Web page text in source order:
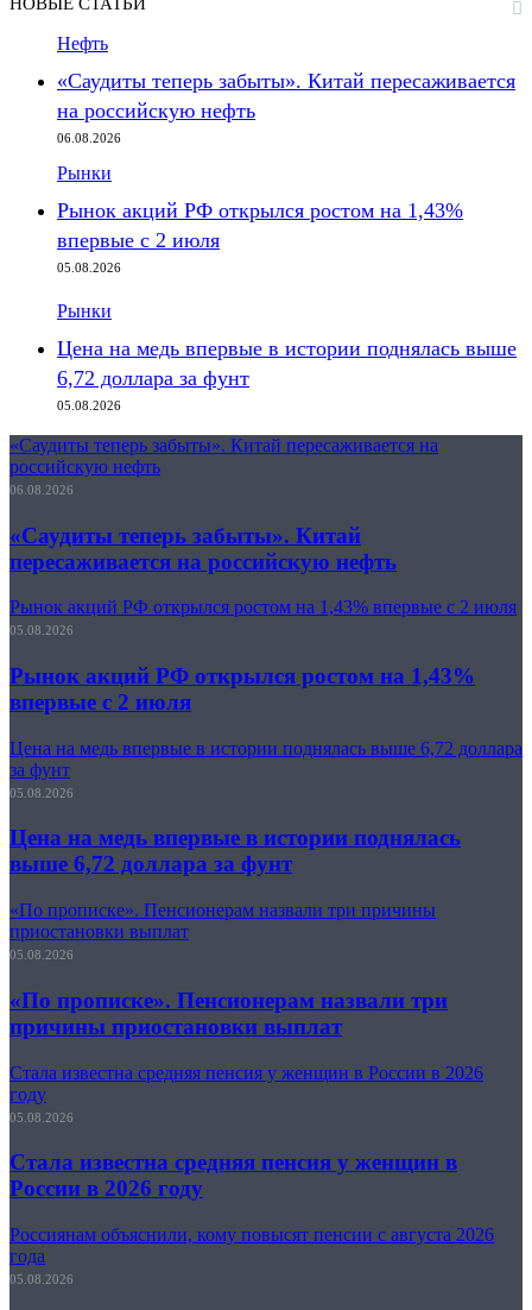
Нефть
«Саудиты теперь забыты». Китай пересаживается
на российскую нефть
06.08.2026
Рынки
Рынок акций РФ открылся ростом на 1,43%
впервые с 2 июля
05.08.2026
Рынки
Цена на медь впервые в истории поднялась выше
6,72 доллара за фунт
05.08.2026
«Саудиты теперь забыты». Китай пересаживается на
российскую нефть
06.08.2026
«Саудиты теперь забыты». Китай
пересаживается на российскую нефть
Рынок акций РФ открылся ростом на 1,43% впервые с 2 июля
05.08.2026
Рынок акций РФ открылся ростом на 1,43%
впервые с 2 июля
Цена на медь впервые в истории поднялась выше 6,72 доллара
за фунт
05.08.2026
Цена на медь впервые в истории поднялась
выше 6,72 доллара за фунт
«По прописке». Пенсионерам назвали три причины
приостановки выплат
05.08.2026
«По прописке». Пенсионерам назвали три
причины приостановки выплат
Стала известна средняя пенсия у женщин в России в 2026
году
05.08.2026
Стала известна средняя пенсия у женщин в
России в 2026 году
Россиянам объяснили, кому повысят пенсии с августа 2026
года
05.08.2026